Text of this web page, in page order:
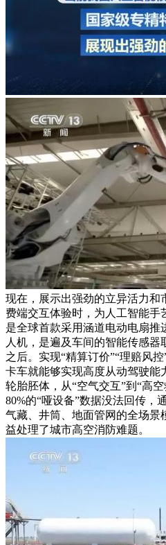
现在，展示出强劲的立异活力和
费端交互体验时，为人工智能
是全球首款采用涵道电动电扇
人机，是遍及车间的智能传感
之后。实现“精算订价”“理赔风
卡车就能够实现高度从动驾驶能
轮胎胚体，从“空气交互”到“高
80%的“哑设备”数据没法回传，
气藏、井筒、地面管网的全场景
益处理了城市高空消防难题。